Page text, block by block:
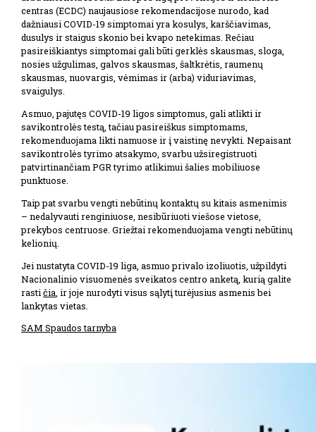
centras (ECDC) naujausiose rekomendacijose nurodo, kad
dažniausi COVID-19 simptomai yra kosulys, karščiavimas,
dusulys ir staigus skonio bei kvapo netekimas. Rečiau
pasireiškiantys simptomai gali būti gerklės skausmas, sloga,
nosies užgulimas, galvos skausmas, šaltkrėtis, raumenų
skausmas, nuovargis, vėmimas ir (arba) viduriavimas,
svaigulys.
Asmuo, pajutęs COVID-19 ligos simptomus, gali atlikti ir
savikontrolės testą, tačiau pasireiškus simptomams,
rekomenduojama likti namuose ir į vaistinę nevykti. Nepaisant
savikontrolės tyrimo atsakymo, svarbu užsiregistruoti
patvirtinančiam PGR tyrimo atlikimui šalies mobiliuose
punktuose.
Taip pat svarbu vengti nebūtinų kontaktų su kitais asmenimis
– nedalyvauti renginiuose, nesibūriuoti viešose vietose,
prekybos centruose. Griežtai rekomenduojama vengti nebūtinų
kelionių.
Jei nustatyta COVID-19 liga, asmuo privalo izoliuotis, užpildyti
Nacionalinio visuomenės sveikatos centro anketą, kurią galite
rasti čia , ir joje nurodyti visus sąlytį turėjusius asmenis bei
lankytas vietas.
SAM Spaudos tarnyba